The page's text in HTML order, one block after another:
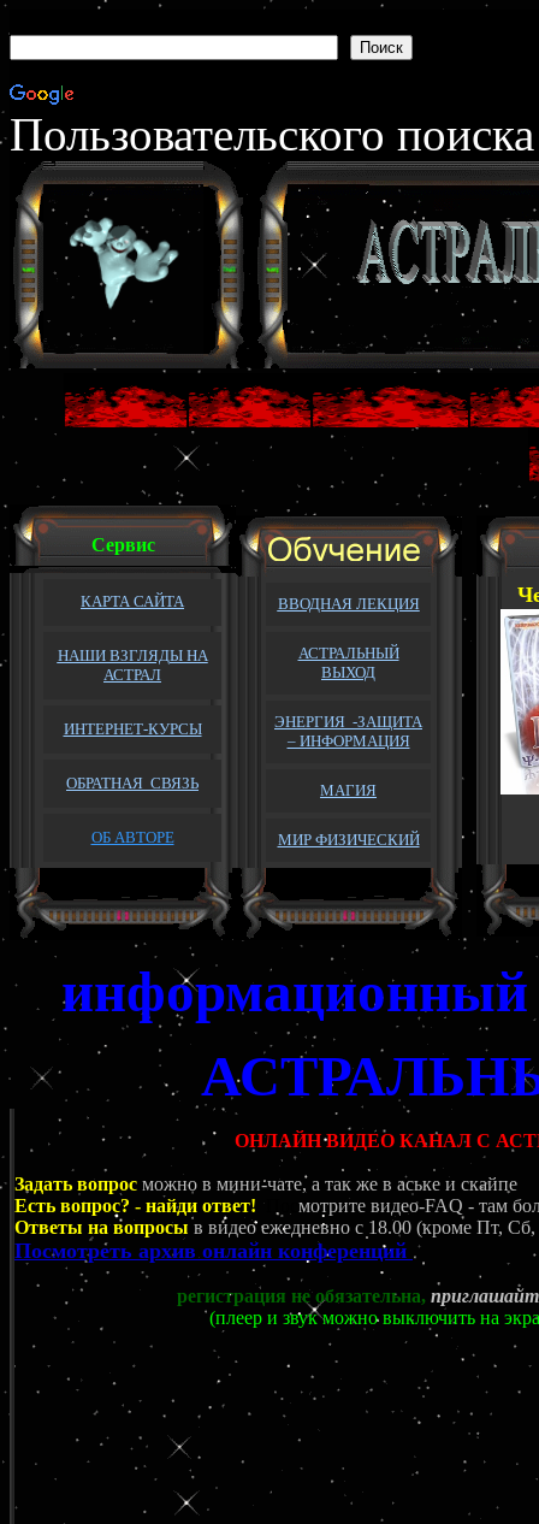
Пользовательского поиска
Сервис
КАРТА САЙТА
НАШИ ВЗГЛЯДЫ НА
АСТРАЛ
ИНТЕРНЕТ-КУРСЫ
ОБРАТНАЯ СВЯЗЬ
ОБ АВТОРЕ
ВВОДНАЯ ЛЕКЦИЯ
АСТРАЛЬНЫЙ
ВЫХОД
ЭНЕРГИЯ -ЗАЩИТА
– ИНФОРМАЦИЯ
МАГИЯ
МИР ФИЗИЧЕСКИЙ
информационный
ОНЛАЙН ВИДЕО КАНАЛ С
Задать вопрос можно в мини-чате, а так же в аське и скайпе
Есть вопрос? - найди ответ! Пос мотрите видео-FAQ - там
Ответы на вопросы в видео ежедневно c 18.00 (кроме Пт,
Посмотреть архив онлайн конференций
регистрация не обязательна,
(плеер и звук можно выключить на